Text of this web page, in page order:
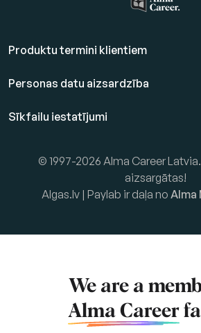
Produktu termini klientiem
Personas datu aizsardzība
Sīkfailu iestatījumi
© 1997-2026 Alma Career
aizsargātas!
Algas.lv | Paylab ir daļa no Alma
We are a
Alma Career